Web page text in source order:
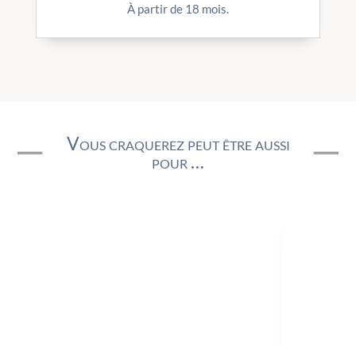
À partir de 18 mois.
Vous craquerez peut être aussi
pour …